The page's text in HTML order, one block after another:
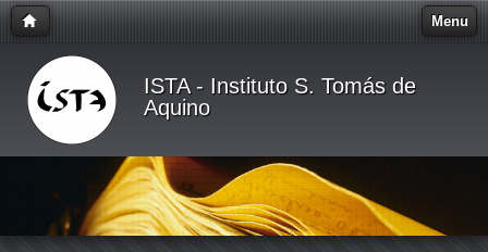
Menu
ISTA - Instituto S. Tomás de
Aquino